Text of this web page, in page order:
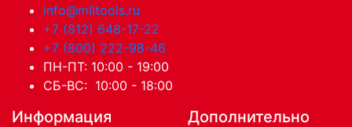
info@miltools.ru
+7 (812) 648-17-22
+7 (800) 222-98-46
ПН-ПТ: 10:00 - 19:00
СБ-ВС: 10:00 - 18:00
Информация Дополнительно